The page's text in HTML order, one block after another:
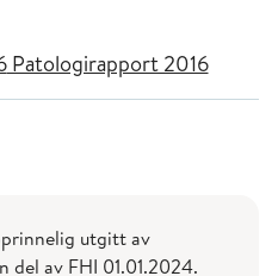
Patologirapport 2016
utgitt av
del av FHI 01.01.2024.